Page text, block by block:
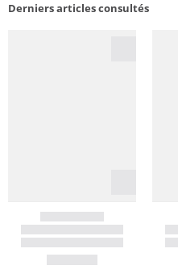
Derniers articles consultés